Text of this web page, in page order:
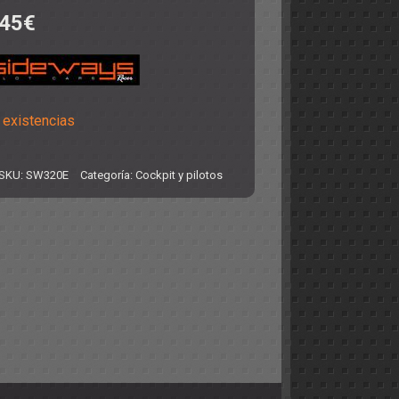
€
existencias
SW320E Categoría: Cockpit y pilotos